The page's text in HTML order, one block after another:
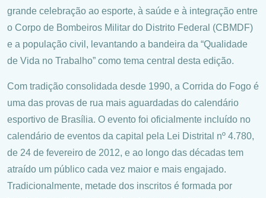
grande celebração ao esporte, à saúde e à integração entre
o Corpo de Bombeiros Militar do Distrito Federal (CBMDF)
e a população civil, levantando a bandeira da “Qualidade
de Vida no Trabalho” como tema central desta edição.
Com tradição consolidada desde 1990, a Corrida do Fogo é
uma das provas de rua mais aguardadas do calendário
esportivo de Brasília. O evento foi oficialmente incluído no
calendário de eventos da capital pela Lei Distrital nº 4.780,
de 24 de fevereiro de 2012, e ao longo das décadas tem
atraído um público cada vez maior e mais engajado.
Tradicionalmente, metade dos inscritos é formada por